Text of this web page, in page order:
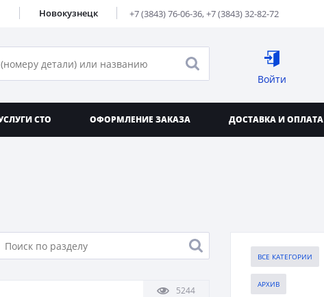
Новокузнецк +7 (3843) 76-06-36,+7 (3843) 32-82-72
Войти
СТО ОФОРМЛЕНИЕ ЗАКАЗА ДОСТАВКА И ОПЛАТА
5244
ВСЕ КАТЕГОРИИ
АРХИВ